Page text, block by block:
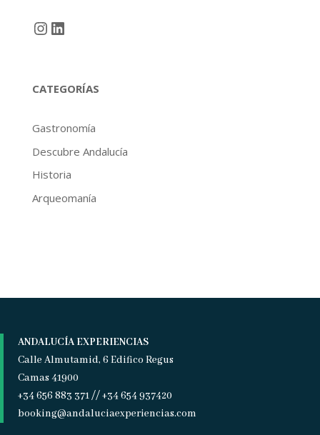
Instagram
LinkedIn
CATEGORÍAS
Gastronomía
Descubre Andalucía
Historia
Arqueomanía
ANDALUCÍA EXPERIENCIAS
Calle Almutamid, 6 Edifico Regus
Camas 41900
+34 656 883 371 // +34 654 937420
booking@andaluciaexperiencias.com